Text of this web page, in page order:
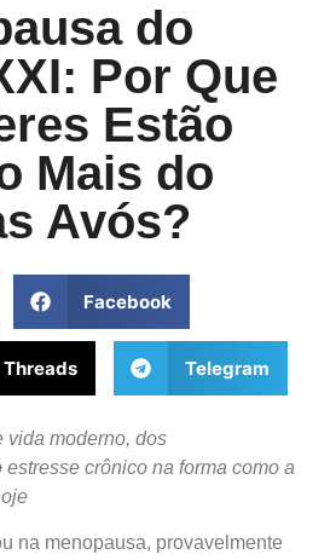
do
Por Que
Estão
Mais do
Avós?
Facebook
Threads Telegram
vida moderno, dos
crônico na forma como a
na menopausa, provavelmente